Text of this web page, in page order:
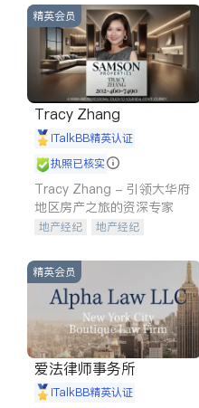
精英会员
Tracy Zhang
iTalkBB精英认证
执照已核实
Tracy Zhang - 引领大华府
地区房产之旅的资深专家
地产经纪
地产经纪
商铺租售
精英会员
爱法律师事务所
iTalkBB精英认证